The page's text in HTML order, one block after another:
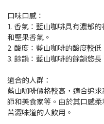
口味口感：
1. 香氣：藍山咖啡具有濃郁
和堅果香氣。
2. 酸度：藍山咖啡的酸度較低
3. 餘韻：藍山咖啡的餘韻悠
適合的人群：
藍山咖啡價格較高，適合追
師和美食家等。由於其口感
苦澀味道的人飲用。